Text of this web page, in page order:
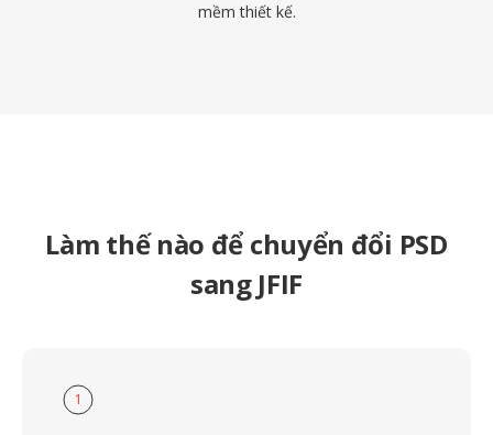
mềm thiết kế.
Làm thế nào để chuyển đổi PSD
sang JFIF
1